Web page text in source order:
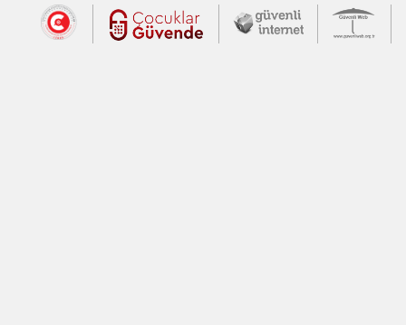
Dış Bağlantılar
Cumhurbaşkanlığı İletişim Merkezi
Çocuklar Güvende (yeni
Güvenli